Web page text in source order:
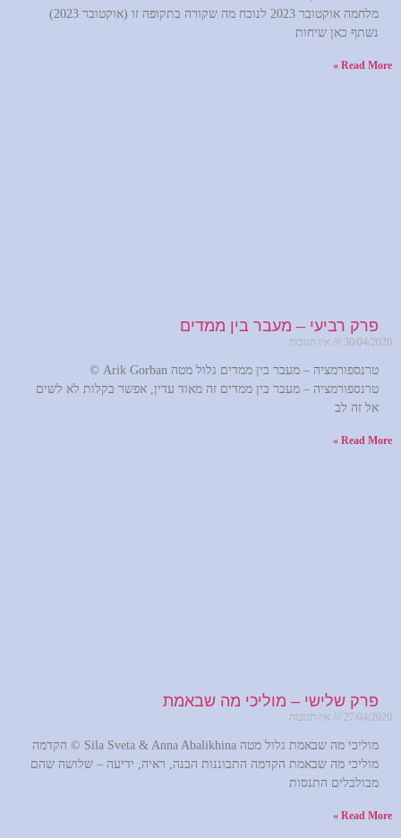
מלחמה אוקטובר 2023 לנוכח מה שקורה בתקופה זו (אוקטובר 2023)
נשתף כאן שיחות
Read More »
פרק רביעי – מעבר בין ממדים
30/04/2020 אין תגובות
טרנספורמציה – מעבר בין ממדים גלול מטה Arik Gorban ©
טרנספורמציה – מעבר בין ממדים זה מאוד עדין, אפשר בקלות לא לשים
אל זה לב
Read More »
פרק שלישי – מוליכי מה שבאמת
27/04/2020 אין תגובות
מוליכי מה שבאמת גלול מטה Sila Sveta & Anna Abalikhina © הקדמה
מוליכי מה שבאמת הקדמה התבוננות הבנה, ראיה, ידיעה – שלושה שהם
מבולבלים התנסות
Read More »